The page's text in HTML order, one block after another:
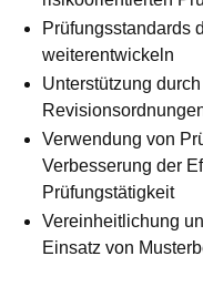
Prüfungsstandards
weiterentwickeln
Unterstützung
Verwendung von
Verbesserung der
Prüfungstätigkeit
Vereinheitlichung
Einsatz von